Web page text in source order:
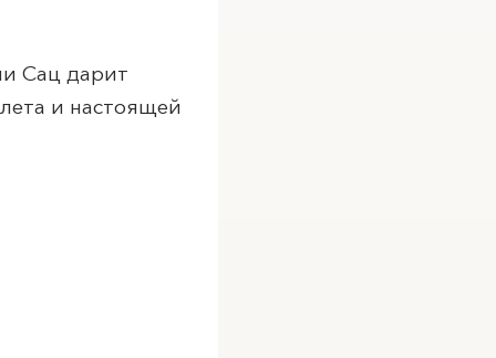
Сац дарит
и настоящей